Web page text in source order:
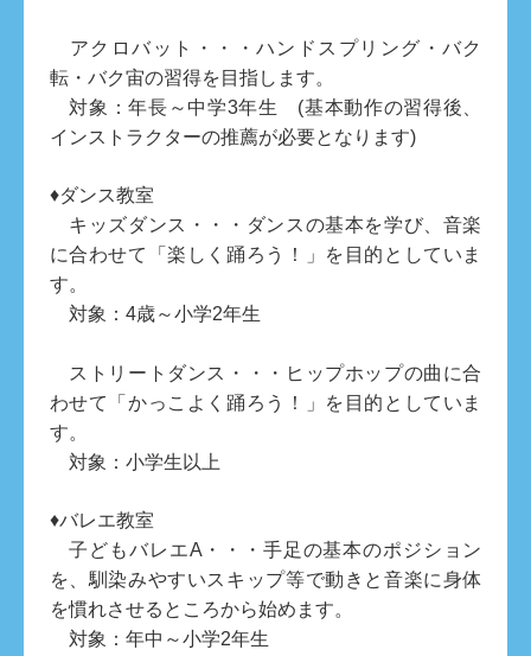
アクロバット・・・ハンドスプリング・バク
転・バク宙の習得を目指します。
対象：年長～中学3年生 (基本動作の習得後、
インストラクターの推薦が必要となります)
♦ダンス教室
キッズダンス・・・ダンスの基本を学び、音楽
に合わせて「楽しく踊ろう！」を目的としていま
す。
対象：4歳～小学2年生
ストリートダンス・・・ヒップホップの曲に合
わせて「かっこよく踊ろう！」を目的としていま
す。
対象：小学生以上
♦バレエ教室
子どもバレエA・・・手足の基本のポジション
を、馴染みやすいスキップ等で動きと音楽に身体
を慣れさせるところから始めます。
対象：年中～小学2年生